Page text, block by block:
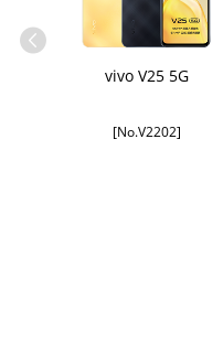
vivo V25 5G
[No.V2202]